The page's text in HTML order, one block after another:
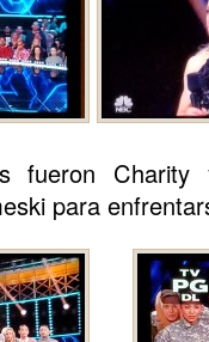
fueron
para